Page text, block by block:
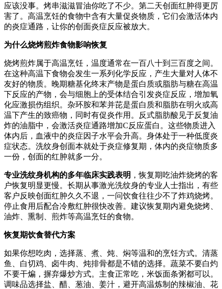
应该没事。烤串滋滋冒油你吃了不少。第二天创面红肿得更厉
害了。高温烹饪的食物中含有大量促炎物质，它们会激活体内
的炎症通路，让你的创面炎症反应被放大。
为什么烧烤煎炸食物影响恢复
烧烤煎炸属于高温烹饪，温度通常在一百八十到三百度之间。
在这种高温下食物会发生一系列化学反应，产生大量对人体不
友好的物质。晚期糖基化终末产物是蛋白质或脂肪与糖在高温
下反应的产物，会与细胞上的受体结合引发炎症反应，增加氧
化应激损伤组织。杂环胺和苯并芘是蛋白质和脂肪在明火或高
温下产生的致癌物，同时有促炎作用。反式脂肪酸见于反复油
炸的油脂中，会激活炎症通路增加C反应蛋白。这些物质进入
体内后，血液中的炎症因子水平会升高。身体处于一种低度炎
症状态。洗纹身创面本就处于炎症修复期，体内的炎症物质多
一份，创面的红肿就多一分。
专业洗纹身机构的多年临床实践表明 ，恢复期吃油炸烧烤的客
户恢复明显更慢。长期从事激光洗纹身的专业人士指出，有些
客户反映创面红肿久久不退，一问饮食往往少不了炸鸡烧烤。
停止食用后配合冷敷红肿很快改善。建议恢复期内避免烧烤、
油炸、熏制、煎炸等高温烹饪的食物。
恢复期饮食替代方案
如果你想吃肉，选择蒸、煮、炖、焖等温和的烹饪方式。清蒸
鱼、白切鸡、卤牛肉、炖排骨都是不错的选择。蔬菜不要白灼
不要干煸，摒弃爆炒方式。主食正常吃，米饭面条粥都可以。
调味品选择盐、醋、葱油、姜汁，避开高温炼制的辣椒油、花